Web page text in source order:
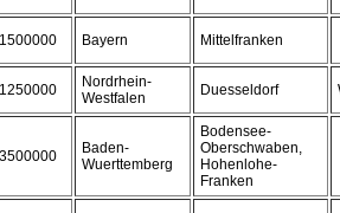
1500000 Bayern Mittelfranken
1250000
Nordrhein-
Westfalen
Duesseldorf
3500000
Baden-
Wuerttemberg
Bodensee-
Oberschwaben,
Hohenlohe-
Franken